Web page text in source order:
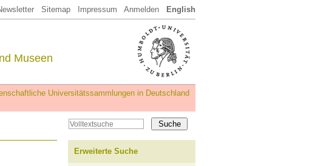
Sitemap Impressum Anmelden English
Museen
Universitätssammlungen in Deutschland
Erweiterte Suche